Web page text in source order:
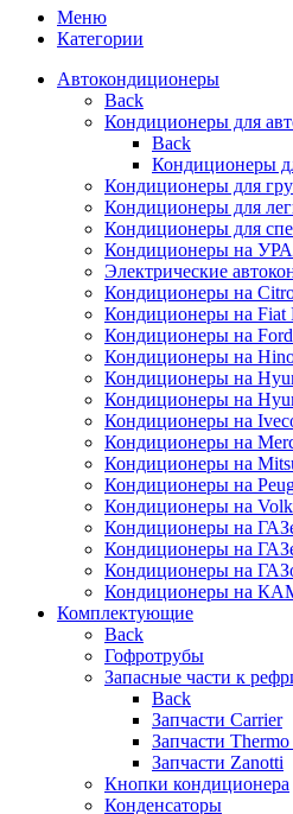
Меню
Категории
Автокондиционеры
Back
Кондиционеры для
Back
Кондиционеры
Кондиционеры для
Кондиционеры для
Кондиционеры для
Кондиционеры на
Электрические
Кондиционеры на
Кондиционеры на Fiat
Кондиционеры на
Кондиционеры на
Кондиционеры на
Кондиционеры на
Кондиционеры на
Кондиционеры на
Кондиционеры на
Кондиционеры на
Кондиционеры на
Кондиционеры на
Кондиционеры на
Кондиционеры на
Кондиционеры на
Комплектующие
Back
Гофротрубы
Запасные части к
Back
Запчасти Carrier
Запчасти
Запчасти Zanotti
Кнопки кондиционера
Конденсаторы